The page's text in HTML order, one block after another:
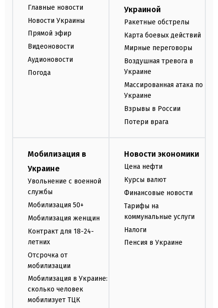
Главные новости
Новости Украины
Прямой эфир
Видеоновости
Аудионовости
Погода
Украиной
Ракетные обстрелы
Карта боевых действий
Мирные переговоры
Воздушная тревога в
Украине
Массированная атака по
Украине
Взрывы в России
Потери врага
Мобилизация в
Украине
Увольнение с военной
службы
Мобилизация 50+
Мобилизация женщин
Контракт для 18-24-
летних
Отсрочка от
мобилизации
Мобилизация в Украине:
сколько человек
мобилизует ТЦК
Новости экономики
Цена нефти
Курсы валют
Финансовые новости
Тарифы на
коммунальные услуги
Налоги
Пенсия в Украине